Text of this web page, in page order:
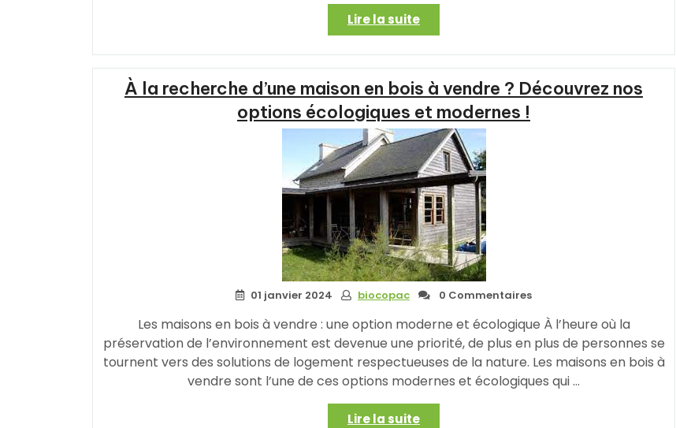
Lire la suite« La
vente
de
maisons
en
bois
:
une
option
écologique
et
durable
pour
votre
futur
foyer »
À la recherche d’une maison en bois à vendre ? Découvrez nos
options écologiques et modernes !
01 janvier 2024 biocopac 0 Commentaires
Les maisons en bois à vendre : une option moderne et écologique À l’heure où la
préservation de l’environnement est devenue une priorité, de plus en plus de personnes se
tournent vers des solutions de logement respectueuses de la nature. Les maisons en bois à
vendre sont l’une de ces options modernes et écologiques qui …
Lire la suite« À